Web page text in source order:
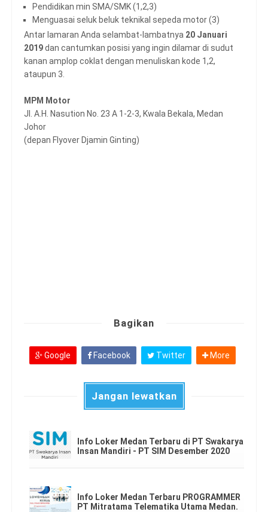
Pendidikan min SMA/SMK (1,2,3)
Menguasai seluk beluk teknikal sepeda motor (3)
Antar lamaran Anda selambat-lambatnya 20 Januari
2019dan cantumkan posisi yang ingin dilamar di sudut
kanan amplop coklat dengan menuliskan kode 1,2,
ataupun 3.
MPM Motor
Jl. A.H. Nasution No. 23 A 1-2-3, Kwala Bekala, Medan
Johor
(depan Flyover Djamin Ginting)
Bagikan
Google Facebook Twitter More
Jangan lewatkan
Info Loker Medan Terbaru di PT Swakarya
Insan Mandiri - PT SIM Desember 2020
Info Loker Medan Terbaru PROGRAMMER
PT Mitratama Telematika Utama Medan.